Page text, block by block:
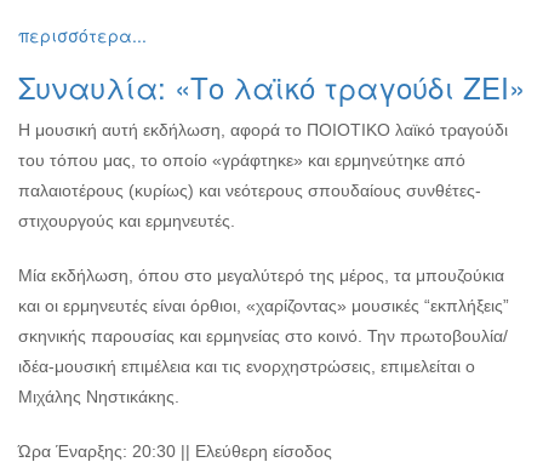
για
Παιδιά
Άλλες
Εκδηλώσεις
ΤΟΠΟΣ
ΔΗΜΟΣ
ΠΟΛΙΤΙΣΜΟΣ
περισσότερα...
Συναυλία: «Το λαϊκό τραγούδι ΖΕΙ»
Η μουσική αυτή εκδήλωση, αφορά το ΠΟΙΟΤΙΚΟ λαϊκό τραγούδι
του τόπου μας, το οποίο «γράφτηκε» και ερμηνεύτηκε από
παλαιοτέρους (κυρίως) και νεότερους σπουδαίους συνθέτες-
στιχουργούς και ερμηνευτές.
Μία εκδήλωση, όπου στο μεγαλύτερό της μέρος, τα μπουζούκια
και οι ερμηνευτές είναι όρθιοι, «χαρίζοντας» μουσικές “εκπλήξεις”
σκηνικής παρουσίας και ερμηνείας στο κοινό. Την πρωτοβουλία/
ιδέα-μουσική επιμέλεια και τις ενορχηστρώσεις, επιμελείται ο
Μιχάλης Νηστικάκης.
Ώρα Έναρξης: 20:30 || Ελεύθερη είσοδος